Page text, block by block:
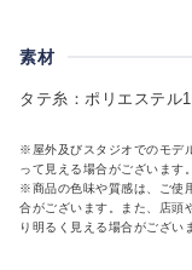
素材
タテ糸：ポリエステル
※屋外及びスタジオでのモデ
って見える場合がございます
※商品の色味や質感は、ご使
合がございます。また、店頭
り明るく見える場合がござい